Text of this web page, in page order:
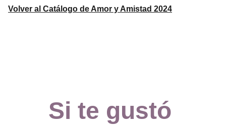
Volver al Catálogo de Amor y Amistad 2024
Si te gustó